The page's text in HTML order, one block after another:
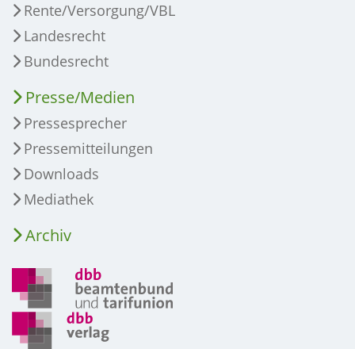
Rente/Versorgung/VBL
Landesrecht
Bundesrecht
Presse/Medien
Pressesprecher
Pressemitteilungen
Downloads
Mediathek
Archiv